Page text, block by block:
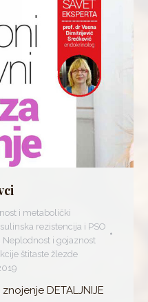
i metabolički
rezistencija i PSO
Neplodnost i gojaznost
štitaste žlezde
DETALJNIJE